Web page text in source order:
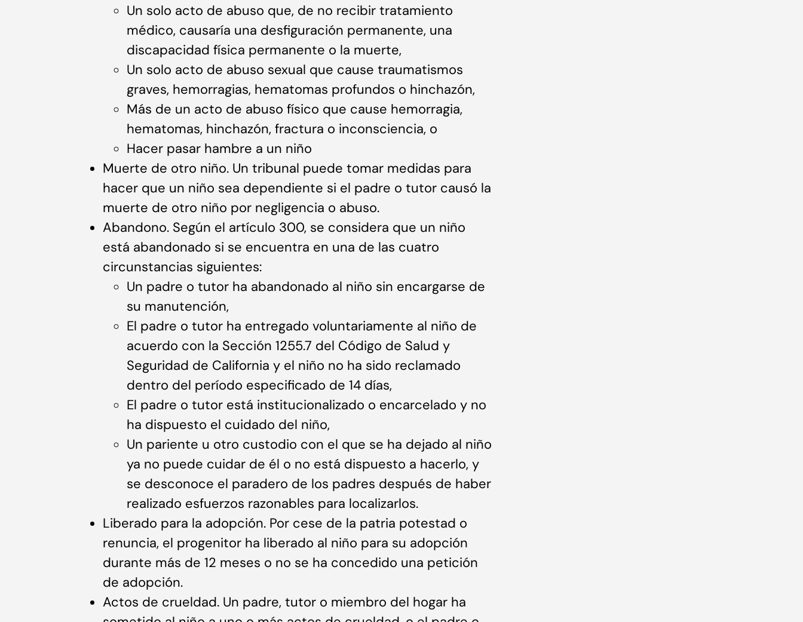
Un solo acto de abuso que, de no recibir tratamiento
médico, causaría una desfiguración permanente, una
discapacidad física permanente o la muerte,
Un solo acto de abuso sexual que cause traumatismos
graves, hemorragias, hematomas profundos o hinchazón,
Más de un acto de abuso físico que cause hemorragia,
hematomas, hinchazón, fractura o inconsciencia, o
Hacer pasar hambre a un niño
Muerte de otro niño. Un tribunal puede tomar medidas para
hacer que un niño sea dependiente si el padre o tutor causó la
muerte de otro niño por negligencia o abuso.
Abandono. Según el artículo 300, se considera que un niño
está abandonado si se encuentra en una de las cuatro
circunstancias siguientes:
Un padre o tutor ha abandonado al niño sin encargarse de
su manutención,
El padre o tutor ha entregado voluntariamente al niño de
acuerdo con la Sección 1255.7 del Código de Salud y
Seguridad de California y el niño no ha sido reclamado
dentro del período especificado de 14 días,
El padre o tutor está institucionalizado o encarcelado y no
ha dispuesto el cuidado del niño,
Un pariente u otro custodio con el que se ha dejado al niño
ya no puede cuidar de él o no está dispuesto a hacerlo, y
se desconoce el paradero de los padres después de haber
realizado esfuerzos razonables para localizarlos.
Liberado para la adopción. Por cese de la patria potestad o
renuncia, el progenitor ha liberado al niño para su adopción
durante más de 12 meses o no se ha concedido una petición
de adopción.
Actos de crueldad. Un padre, tutor o miembro del hogar ha